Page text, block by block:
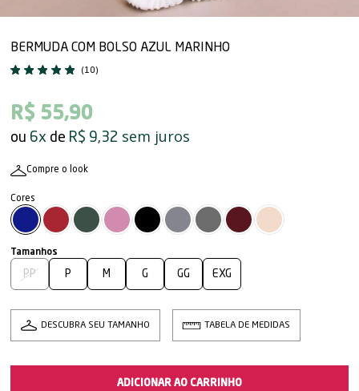
BERMUDA COM BOLSO AZUL MARINHO
(10)
R$ 55,90
6x R$ 9,32 sem juros
Compre o look
PP P M G GG EXG
DESCUBRA SEU TAMANHO TABELA DE MEDIDAS
ADICIONAR AO CARRINHO